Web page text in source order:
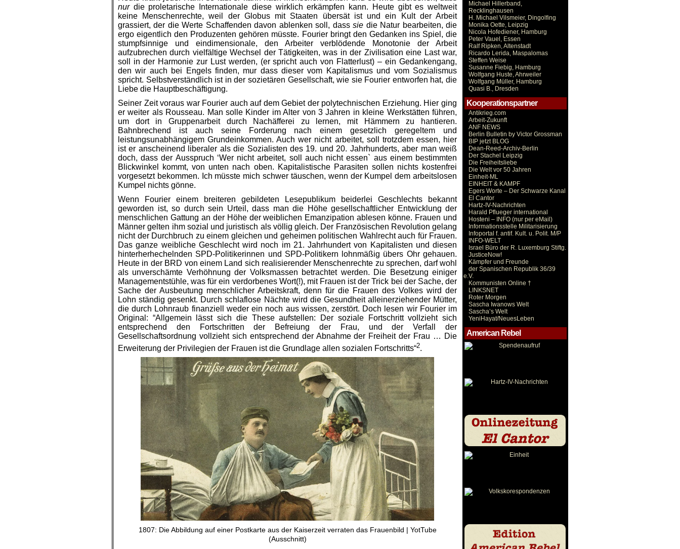
nurdie proletarische Internationale diese wirklich erkämpfen kann. Heute gibt es weltweit
keine Menschenrechte, weil der Globus mit Staaten übersät ist und ein Kult der Arbeit
grassiert, der die Werte Schaffenden davon ablenken soll, dasssie die Natur bearbeiten, die
ergo eigentlich den Produzenten gehören müsste. Fourier bringt den Gedanken ins Spiel, die
stumpfsinnige und eindimensionale, den Arbeiter verblödende Monotonie der Arbeit
aufzubrechen durch vielfältige Wechsel der Tätigkeiten, was in der Zivilisation eine Last war,
soll in der Harmonie zur Lust werden, (er spricht auch von Flatterlust) – ein Gedankengang,
den wir auch bei Engels finden, mur dass dieser vom Kapitalismus und vom Sozialismus
spricht. Selbstverständlich ist in der sozietären Gesellschaft, wie sie Fourier entworfen hat, die
Liebe die Hauptbeschäftigung.
Seiner Zeit voraus war Fourier auch auf dem Gebiet der polytechnischen Erziehung. Hier ging
er weiter als Rousseau. Man solle Kinder im Alter von 3 Jahren in kleine Werkstätten führen,
um dort in Gruppenarbeit durch Nachäfferei zu lernen, mit Hämmern zu hantieren.
Bahnbrechend ist auch seine Forderung nach einem gesetzlich geregeltem und
leistungsunabhängigem Grundeinkommen. Auch wer nicht arbeitet, soll trotzdem essen, hier
ist er anscheinend liberaler als die Sozialisten des 19. und 20. Jahrhunderts, aber man weiß
doch, dass der Ausspruch ‘Wer nicht arbeitet, soll auch nicht essen` aus einem bestimmten
Blickwinkel kommt, von unten nach oben. Kapitalistische Parasiten sollen nichts kostenfrei
vorgesetzt bekommen. Ich müsste mich schwer täuschen, wenn der Kumpel dem arbeitslosen
Kumpel nichts gönne.
Wenn Fourier einem breiteren gebildeten Lesepublikum beiderlei Geschlechts bekannt
geworden ist, so durch sein Urteil, dass man die Höhe gesellschaftlicher Entwicklung der
menschlichen Gattung an der Höhe der weiblichen Emanzipation ablesen könne. Frauen und
Männer gelten ihm sozial und juristisch als völlig gleich. Der Französischen Revolution gelang
nicht der Durchbruch zu einem gleichen und geheimen politischen Wahlrecht auch für Frauen.
Das ganze weibliche Geschlecht wird noch im 21. Jahrhundert von Kapitalisten und diesen
hinterherhechelnden SPD-Politikerinnen und SPD-Politikern lohnmäßig übers Ohr gehauen.
Heute in der BRD von einem Land sich realisierender Menschenrechte zu sprechen, darf wohl
als unverschämte Verhöhnung der Volksmassen betrachtet werden. Die Besetzung einiger
Managementstühle, was für ein verdorbenes Wort(!), mit Frauen ist der Trick bei der Sache, der
Sache der Ausbeutung menschlicher Arbeitskraft, denn für die Frauen des Volkes wird der
Lohn ständig gesenkt. Durch schlaflose Nächte wird die Gesundheit alleinerziehender Mütter,
die durch Lohnraub finanziell weder ein noch aus wissen, zerstört. Doch lesen wir Fourier im
Original: “Allgemein lässt sich die These aufstellen: Der soziale Fortschritt vollzieht sich
entsprechend den Fortschritten der Befreiung der Frau, und der Verfall der
Gesellschaftsordnung vollzieht sich entsprechend der Abnahme der Freiheit der Frau … Die
Erweiterung der Privilegien der Frauen ist die Grundlage allen sozialen Fortschritts“2.
1807: Die Abbildung auf einer Postkarte aus der Kaiserzeit verraten das Frauenbild | YotTube
(Ausschnitt)
Michael Hillerband,
Recklinghausen
H. Michael Vilsmeier, Dingolfing
Monika Oette, Leipzig
Nicola Hofediener, Hamburg
Peter Vauel, Essen
Ralf Ripken, Altenstadt
Ricardo Lerida, Maspalomas
Steffen Weise
Susanne Fiebig, Hamburg
Wolfgang Huste, Ahrweiler
Wolfgang Müller, Hamburg
Quasi B., Dresden
Kooperationspartner
Antikrieg.com
Arbeit-Zukunft
ANF NEWS
Berlin Bulletin by Victor Grossman
BIP jetzt BLOG
Dean-Reed-Archiv-Berlin
Der Stachel Leipzig
Die Freiheitsliebe
Die Welt vor 50 Jahren
Einheit-ML
EINHEIT & KAMPF
Egers Worte – Der Schwarze Kanal
El Cantor
Hartz-IV-Nachrichten
Harald Pflueger international
Hosteni – INFO (nur per eMail)
Informationsstelle Militarisierung
Infoportal f. antif. Kult. u. Polit. M/P
INFO-WELT
Israel Büro der R. Luxemburg Stiftg.
JusticeNow!
Kämpfer und Freunde
der Spanischen Republik 36/39
e.V.
Kommunisten Online †
LINKSNET
Roter Morgen
Sascha Iwanows Welt
Sascha’s Welt
YeniHayat/NeuesLeben
American Rebel